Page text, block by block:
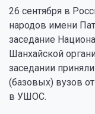
26 сентября в
народов имени
заседание
Шанхайской
заседании
(базовых) вузов
в УШОС.